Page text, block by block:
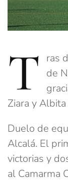
T ras
de
Ziara y Albita
Duelo de
Alcalá. El
victorias y
al Camarma